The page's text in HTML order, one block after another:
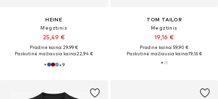
HEINE
Megztinis
25,49 €
Pradinė kaina: 29,99 €
Paskutinė mažiausia kaina:22,94 €
+9
TOM TAILOR
Megztinis
19,16 €
Pradinė kaina: 59,90 €
Paskutinė mažiausia kaina:19,16 €